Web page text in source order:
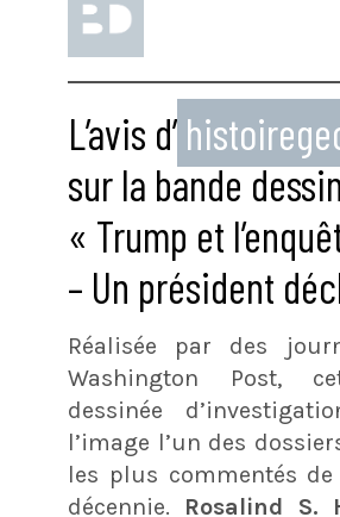
L’avis d’
sur la bande
« Trump et
– Un président
Réalisée par des
Washington Post,
dessinée
l’image l’un des
les plus commentés
décennie. Rosalind S.